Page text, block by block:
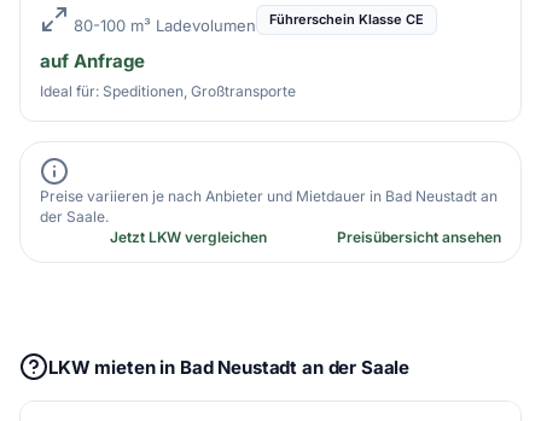
80-100 m³ Ladevolumen Führerschein Klasse CE
auf Anfrage
Ideal für: Speditionen, Großtransporte
Preise variieren je nach Anbieter und Mietdauer in Bad Neustadt an
der Saale.
Jetzt LKW vergleichen
Preisübersicht ansehen
LKW mieten in Bad Neustadt an der Saale